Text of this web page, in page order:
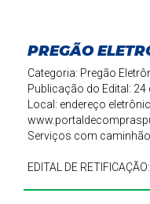
PREGÃO
Categoria: Pregão
Publicação do Edital: 24
Local: endereço
Serviços com
EDITAL DE